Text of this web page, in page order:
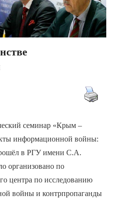
Редакции
семинар «Крым –
информационной войны:
в РГУ имени С.А.
организовано по
центра по исследованию
войны и контрпропаганды